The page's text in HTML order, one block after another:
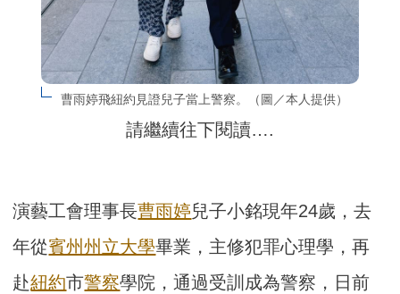
曹雨婷飛紐約見證兒子當上警察。（圖／本人提供）
請繼續往下閱讀….
演藝工會理事長曹雨婷兒子小銘現年24歲，去
年從賓州州立大學畢業，主修犯罪心理學，再
赴紐約市警察學院，通過受訓成為警察，日前